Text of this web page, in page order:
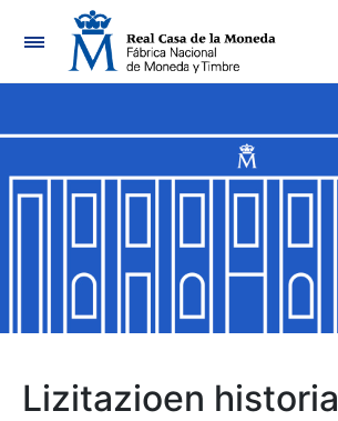
Nabigazioa
Erakutsi/Ezkutatu
Erakutsi/Ezkutatu
Erakutsi/Ezkutatu
Lizitazioen historia